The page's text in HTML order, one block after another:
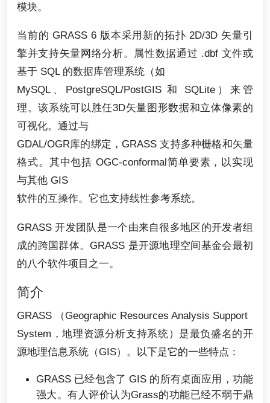
模块。
当前的 GRASS 6 版本采用新的拓扑 2D/3D 矢量引
擎并支持矢量网络分析。属性数据通过 .dbf 文件或
基于 SQL 的数据库管理系统（如
MySQL、PostgreSQL/PostGIS 和 SQLite）来管
理。该系统可以胜任3D矢量图形数据和立体像素的
可视化。通过与
GDAL/OGR库的绑定，GRASS 支持多种栅格和矢量
格式。其中包括 OGC-conformal简单要素，以实现
与其他 GIS
软件的互操作。它也支持线性参考系统。
GRASS 开发团队是一个由来自很多地区的开发者组
成的跨国群体。GRASS 是开源地理空间基金会最初
的八个软件项目之一。
简介
GRASS （Geographic Resources Analysis Support
System，地理资源分析支持系统）是最负盛名的开
源地理信息系统（GIS）。以下是它的一些特点：
GRASS 已经包含了 GIS 的所有桌面应用，功能
强大。有人评价认为Grass的功能已经不弱于鼎